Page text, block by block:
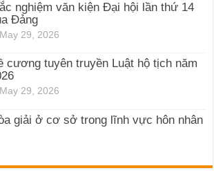
nghiệm văn kiện Đại hội lần thứ 14
Đảng
May 29, 2026
cương tuyên truyền Luật hộ tịch năm
May 29, 2026
giải ở cơ sở trong lĩnh vực hôn nhân